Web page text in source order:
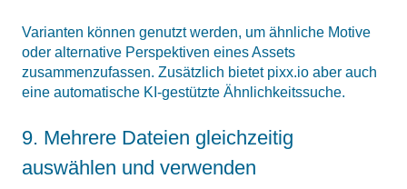
Varianten können genutzt werden, um ähnliche Motive
oder alternative Perspektiven eines Assets
zusammenzufassen. Zusätzlich bietet pixx.io aber auch
eine automatische KI-gestützte Ähnlichkeitssuche.
9. Mehrere Dateien gleichzeitig
auswählen und verwenden